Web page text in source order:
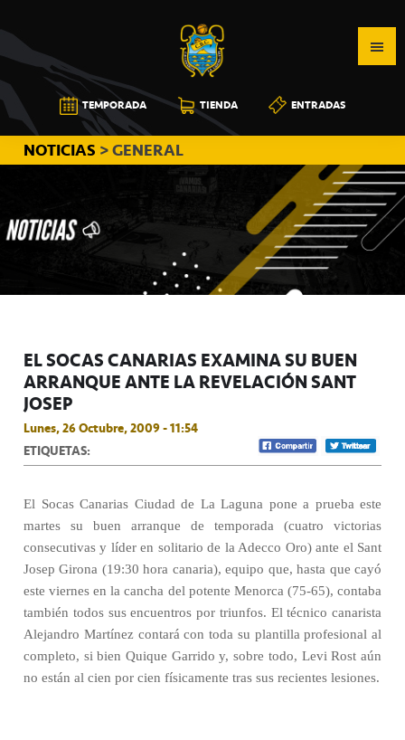
a
la
navegación
principal
al
contenido
principal
a
la
barra
lateral
principal
CB
CANARIAS
TEMPORADA TIENDA ENTRADAS
NOTICIAS > GENERAL
EL SOCAS CANARIAS EXAMINA SU BUEN
ARRANQUE ANTE LA REVELACIÓN SANT
JOSEP
Lunes, 26 Octubre, 2009 - 11:54
ETIQUETAS:
El Socas Canarias Ciudad de La Laguna pone a prueba este
martes su buen arranque de temporada (cuatro victorias
consecutivas y líder en solitario de la Adecco Oro) ante el Sant
Josep Girona (19:30 hora canaria), equipo que, hasta que cayó
este viernes en la cancha del potente Menorca (75-65), contaba
también todos sus encuentros por triunfos. El técnico canarista
Alejandro Martínez contará con toda su plantilla profesional al
completo, si bien Quique Garrido y, sobre todo, Levi Rost aún
no están al cien por cien físicamente tras sus recientes lesiones.